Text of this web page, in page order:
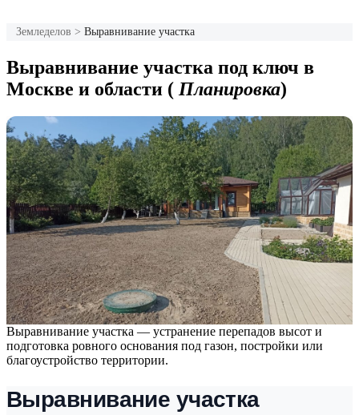
Земледелов > Выравнивание участка
Выравнивание участка под ключ в
Москве и области ( Планировка)
Выравнивание участка — устранение перепадов высот и
подготовка ровного основания под газон, постройки или
благоустройство территории.
Выравнивание участка